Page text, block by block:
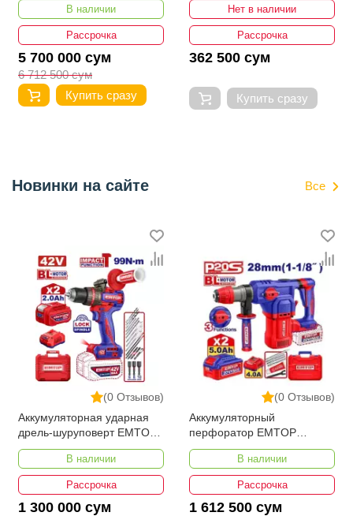
В наличии
Рассрочка
5 700 000 сум
6 712 500 сум
Купить сразу
Нет в наличии
Рассрочка
362 500 сум
Купить сразу
Новинки на сайте Все
(0 Отзывов)
Аккумуляторная ударная
дрель-шуруповерт EMTOP
ECIDL429982
В наличии
Рассрочка
1 300 000 сум
(0 Отзывов)
Аккумуляторный
перфоратор EMTOP
ELRH202862
В наличии
Рассрочка
1 612 500 сум